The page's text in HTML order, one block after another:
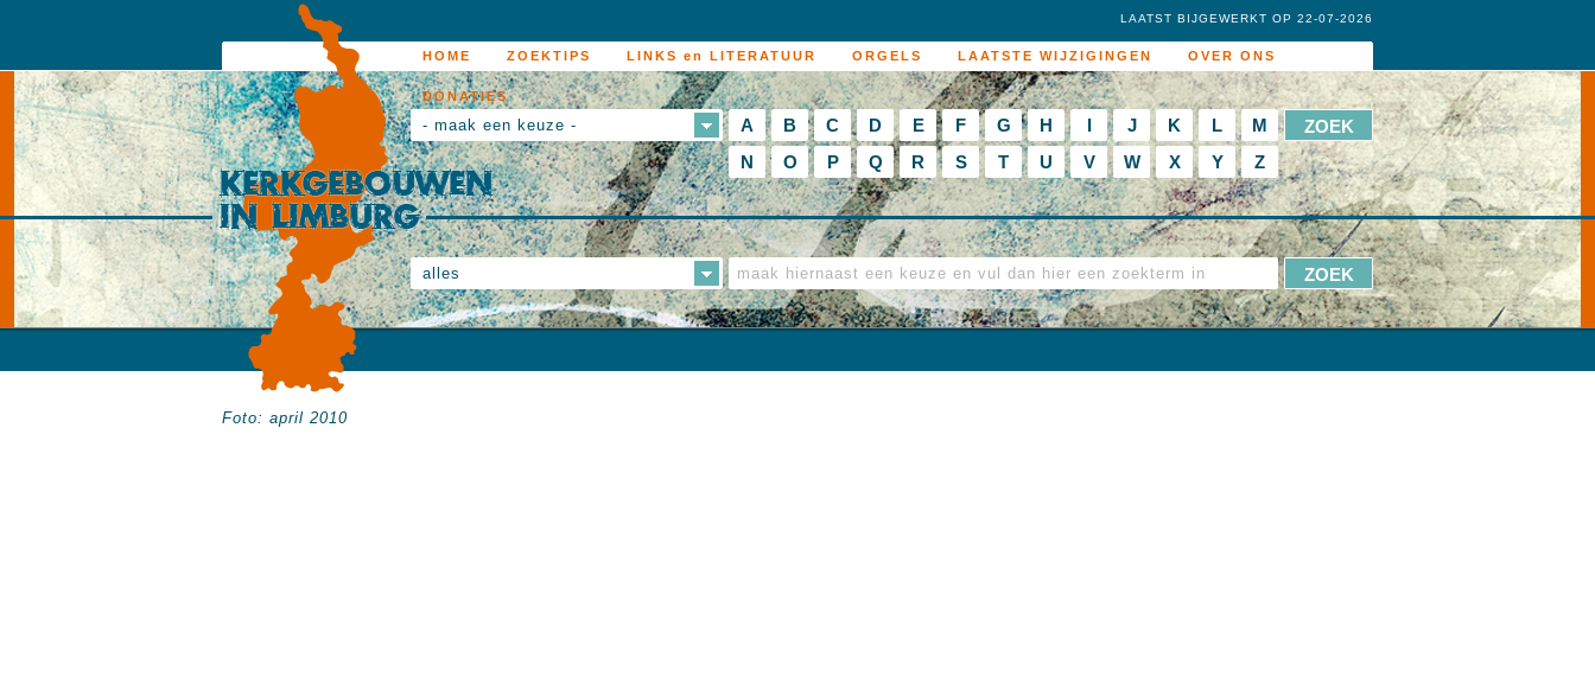
HOME ZOEKTIPS LINKS en LITERATUUR ORGELS LAATSTE WIJZIGINGEN OVER ONS
DONATIES
LAATST BIJGEWERKT OP 22-07-2026
- maak een keuze - A B C D E F G H I J K L
M
N
O P Q R S T U V W X Y Z
alles
Foto: april 2010